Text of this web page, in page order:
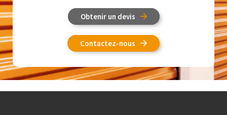
Obtenir un devis
Contactez-nous